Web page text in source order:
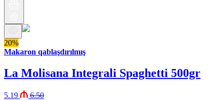
20%
Makaron qablaşdırılmış
La Molisana Integrali Spaghetti 500gr
5.19 6.50